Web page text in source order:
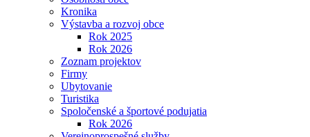
Kronika
Výstavba a rozvoj obce
Rok 2025
Rok 2026
Zoznam projektov
Firmy
Ubytovanie
Turistika
Spoločenské a športové podujatia
Rok 2026